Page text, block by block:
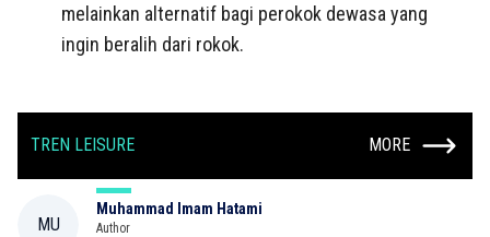
melainkan alternatif bagi perokok dewasa yang
ingin beralih dari rokok.
TREN LEISURE MORE
MU
Muhammad Imam Hatami
Author